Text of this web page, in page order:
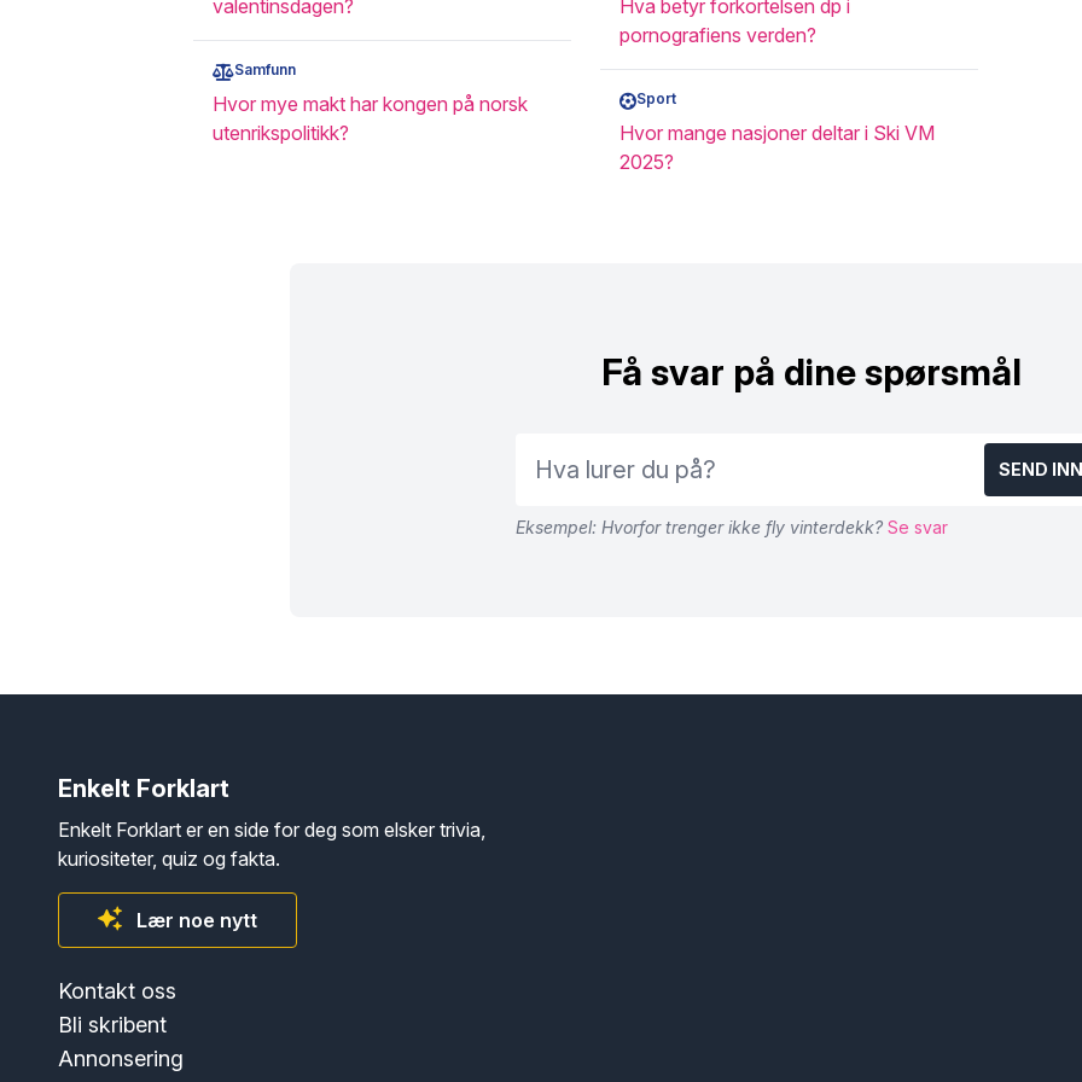
valentinsdagen?
Samfunn
Hvor mye makt har kongen på norsk
utenrikspolitikk?
Hva betyr forkortelsen dp i
pornografiens verden?
Sport
Hvor mange nasjoner deltar i Ski VM
2025?
Få svar på dine spørsmål
SEND
Eksempel: Hvorfor trenger ikke fly vinterdekk? Se svar
Enkelt Forklart
Enkelt Forklart er en side for deg som elsker trivia,
kuriositeter, quiz og fakta.
Lær noe nytt
Kontakt oss
Bli skribent
Annonsering